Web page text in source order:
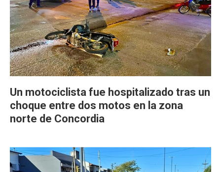
Un motociclista fue hospitalizado tras un
choque entre dos motos en la zona
norte de Concordia